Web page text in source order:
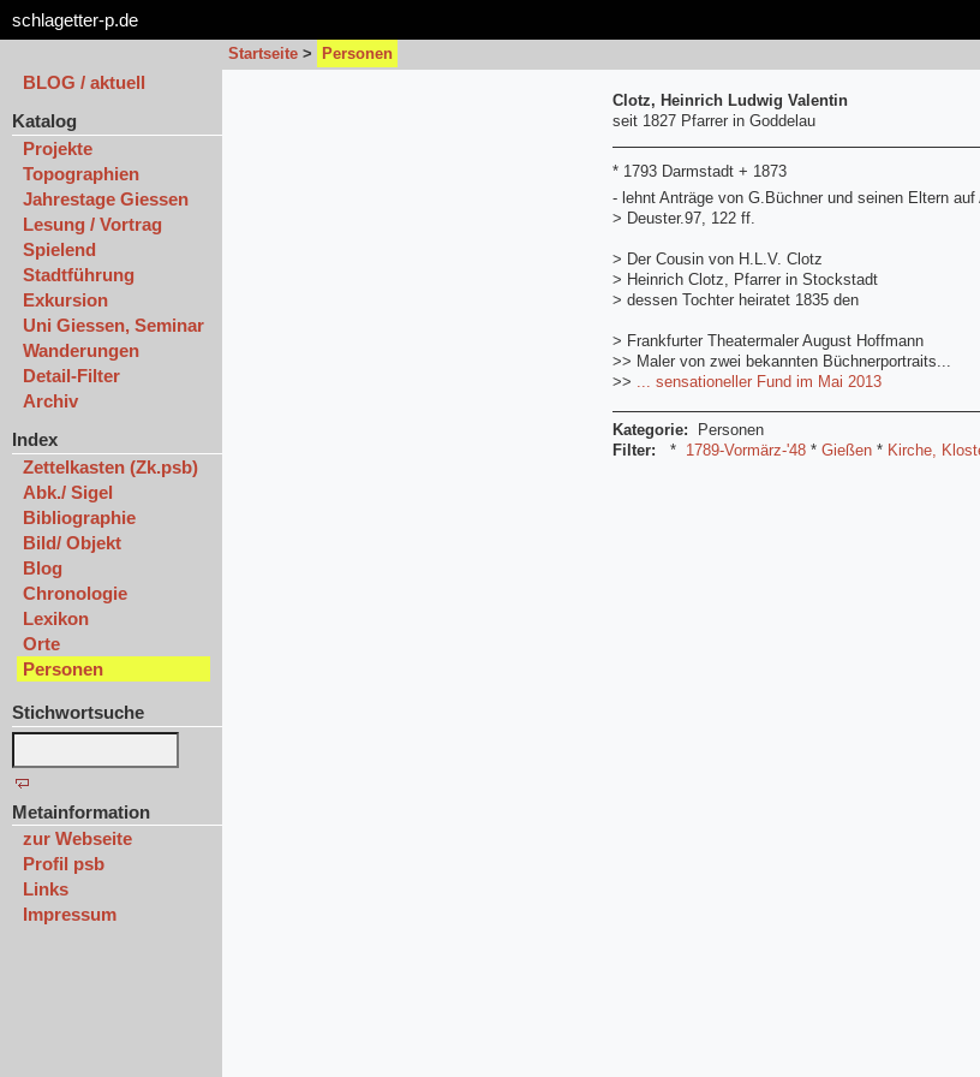
schlagetter-p.de
Startseite > Personen
BLOG / aktuell
Katalog
Projekte
Topographien
Jahrestage Giessen
Lesung / Vortrag
Spielend
Stadtführung
Exkursion
Uni Giessen, Seminar
Wanderungen
Detail-Filter
Archiv
Index
Zettelkasten (Zk.psb)
Abk./ Sigel
Bibliographie
Bild/ Objekt
Blog
Chronologie
Lexikon
Orte
Personen
Stichwortsuche
Metainformation
zur Webseite
Profil psb
Links
Impressum
Clotz, Heinrich Ludwig Valentin
seit 1827 Pfarrer in Goddelau
* 1793 Darmstadt + 1873
- lehnt Anträge von G.Büchner und seinen Eltern
> Deuster.97, 122 ff.
> Der Cousin von H.L.V. Clotz
> Heinrich Clotz, Pfarrer in Stockstadt
> dessen Tochter heiratet 1835 den
> Frankfurter Theatermaler August Hoffmann
>> Maler von zwei bekannten Büchnerportraits...
>> ... sensationeller Fund im Mai 2013
Kategorie:
Personen
Filter:
* 1789-Vormärz-'48 * Gießen * Kirche,